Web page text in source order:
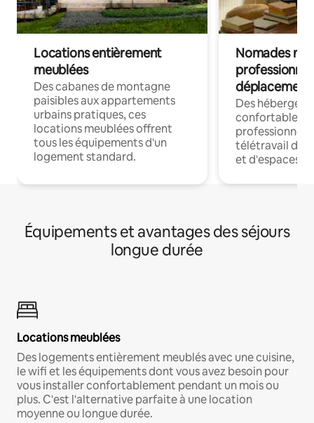
Locations entièrement
meublées
Des cabanes de montagne
paisibles aux appartements
urbains pratiques, ces
locations meublées offrent
tous les équipements d'un
logement standard.
Nomades
déplacement
Des
confortables
professionnels
télétravail
et d'espaces
Équipements et avantages des séjours
longue durée
Locations meublées
Des logements entièrement meublés avec une cuisine,
le wifi et les équipements dont vous avez besoin pour
vous installer confortablement pendant un mois ou
plus. C'est l'alternative parfaite à une location
moyenne ou longue durée.